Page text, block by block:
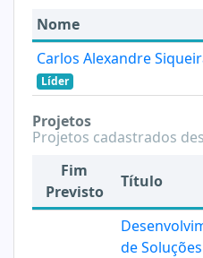
Nome
Carlos Alexandre
Líder
Projetos
Projetos cadastrados
Fim
Previsto
Título
de